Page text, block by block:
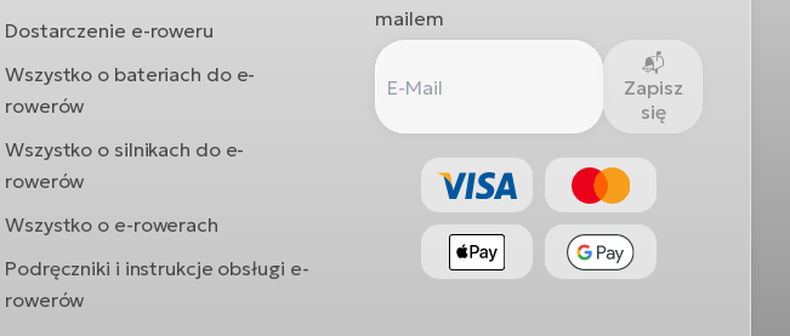
Dostarczenie e-roweru
Wszystko o bateriach do e-
rowerów
Wszystko o silnikach do e-
rowerów
Wszystko o e-rowerach
Podręczniki i instrukcje obsługi e-
rowerów
mailem
Zapisz
się